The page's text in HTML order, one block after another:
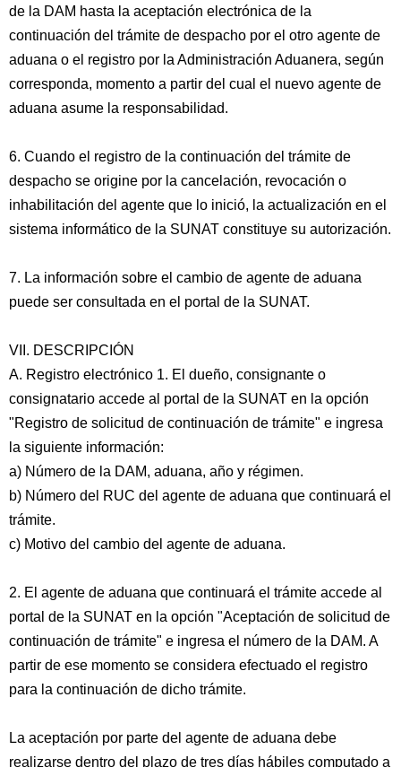
de la DAM hasta la aceptación electrónica de la
continuación del trámite de despacho por el otro agente de
aduana o el registro por la Administración Aduanera, según
corresponda, momento a partir del cual el nuevo agente de
aduana asume la responsabilidad.
6. Cuando el registro de la continuación del trámite de
despacho se origine por la cancelación, revocación o
inhabilitación del agente que lo inició, la actualización en el
sistema informático de la SUNAT constituye su autorización.
7. La información sobre el cambio de agente de aduana
puede ser consultada en el portal de la SUNAT.
VII. DESCRIPCIÓN
A. Registro electrónico 1. El dueño, consignante o
consignatario accede al portal de la SUNAT en la opción
"Registro de solicitud de continuación de trámite" e ingresa
la siguiente información:
a) Número de la DAM, aduana, año y régimen.
b) Número del RUC del agente de aduana que continuará el
trámite.
c) Motivo del cambio del agente de aduana.
2. El agente de aduana que continuará el trámite accede al
portal de la SUNAT en la opción "Aceptación de solicitud de
continuación de trámite" e ingresa el número de la DAM. A
partir de ese momento se considera efectuado el registro
para la continuación de dicho trámite.
La aceptación por parte del agente de aduana debe
realizarse dentro del plazo de tres días hábiles computado a